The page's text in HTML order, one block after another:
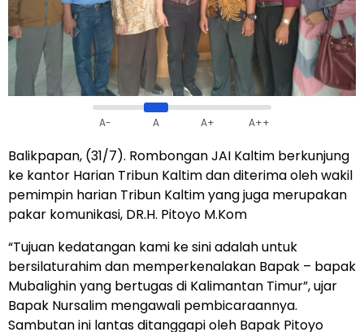
A- A A+ A++
Balikpapan, (31/7). Rombongan JAI Kaltim berkunjung
ke kantor Harian Tribun Kaltim dan diterima oleh wakil
pemimpin harian Tribun Kaltim yang juga merupakan
pakar komunikasi, DR.H. Pitoyo M.Kom
“Tujuan kedatangan kami ke sini adalah untuk
bersilaturahim dan memperkenalakan Bapak – bapak
Mubalighin yang bertugas di Kalimantan Timur”, ujar
Bapak Nursalim mengawali pembicaraannya.
Sambutan ini lantas ditanggapi oleh Bapak Pitoyo